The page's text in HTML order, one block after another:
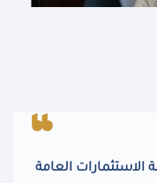
جنيه قيمة الاستثمارات العامة